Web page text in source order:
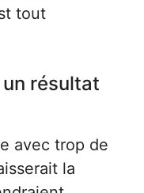
tout
résultat
avec trop de
la